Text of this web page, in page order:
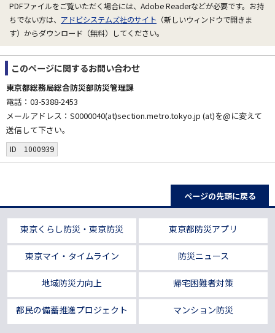
PDFファイルをご覧いただく場合には、Adobe Readerなどが必要です。お持
ちでない方は、 アドビシステムズ社のサイト （新しいウィンドウで開きま
す）からダウンロード（無料）してください。
このページに関するお問い合わせ
東京都総務局総合防災部防災管理課
電話：03-5388-2453
メールアドレス：S0000040(at)section.metro.tokyo.jp (at)を@に変えて
送信して下さい。
ID 1000939
ページの先頭に戻る
東京くらし防災・東京防災 東京都防災アプリ
東京マイ・タイムライン 防災ニュース
地域防災力向上 帰宅困難者対策
都民の備蓄推進プロジェクト マンション防災